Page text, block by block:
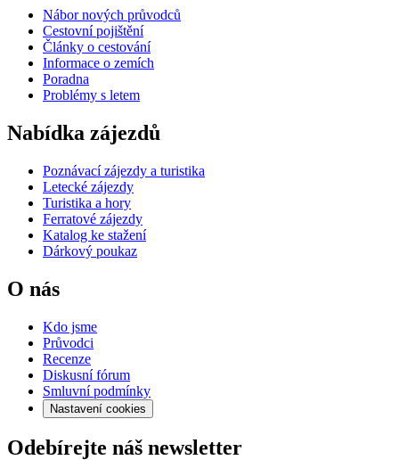
Nábor nových průvodců
Cestovní pojištění
Články o cestování
Informace o zemích
Poradna
Problémy s letem
Nabídka zájezdů
Poznávací zájezdy a turistika
Letecké zájezdy
Turistika a hory
Ferratové zájezdy
Katalog ke stažení
Dárkový poukaz
O nás
Kdo jsme
Průvodci
Recenze
Diskusní fórum
Smluvní podmínky
Nastavení cookies
Odebírejte náš newsletter